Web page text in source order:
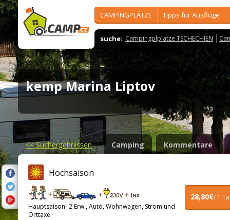
CAMPINGPLÄTZE Tipps für Ausflüge
suche: Campingplplätze TSCHECHIEN
kemp Marina Liptov
<<Suchergebnissen Camping Kommentare
Hochsaison
28,80€/ 1
Hauptsaison- 2 Erw., Auto, Wohnwagen, Strom und
Orttaxe